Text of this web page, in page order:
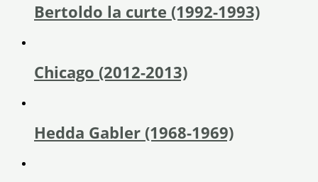
Bertoldo la curte (1992-1993)
Chicago (2012-2013)
Hedda Gabler (1968-1969)